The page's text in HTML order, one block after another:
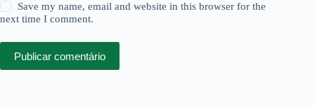
Save my name, email and website in this browser for the
next time I comment.
Publicar comentário